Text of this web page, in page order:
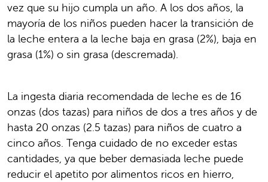
vez que su hijo cumpla un año. A los dos años, la
mayoría de los niños pueden hacer la transición de
la leche entera a la leche baja en grasa (2%), baja en
grasa (1%) o sin grasa (descremada).
La ingesta diaria recomendada de leche es de 16
onzas (dos tazas) para niños de dos a tres años y de
hasta 20 onzas (2.5 tazas) para niños de cuatro a
cinco años. Tenga cuidado de no exceder estas
cantidades, ya que beber demasiada leche puede
reducir el apetito por alimentos ricos en hierro,